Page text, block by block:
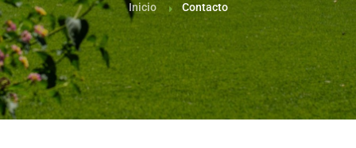
Inicio Contacto